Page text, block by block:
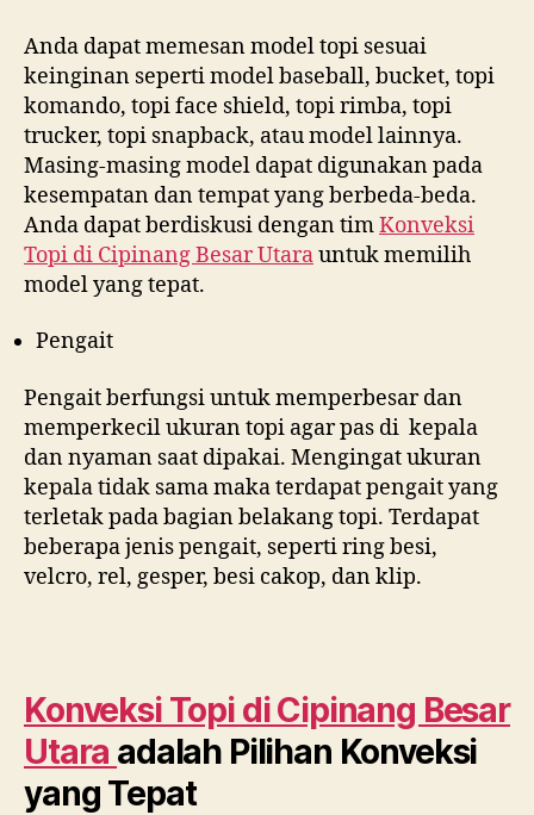
Anda dapat memesan model topi sesuai
keinginan seperti model baseball, bucket, topi
komando, topi face shield, topi rimba, topi
trucker, topi snapback, atau model lainnya.
Masing-masing model dapat digunakan pada
kesempatan dan tempat yang berbeda-beda.
Anda dapat berdiskusi dengan timKonveksi
Topi di Cipinang Besar Utarauntuk memilih
model yang tepat.
Pengait
Pengait berfungsi untuk memperbesar dan
memperkecil ukuran topi agar pas di kepala
dan nyaman saat dipakai. Mengingat ukuran
kepala tidak sama maka terdapat pengait yang
terletak pada bagian belakang topi. Terdapat
beberapa jenis pengait, seperti ring besi,
velcro, rel, gesper, besi cakop, dan klip.
Konveksi Topi diCipinang Besar
Utara adalah Pilihan Konveksi
yang Tepat